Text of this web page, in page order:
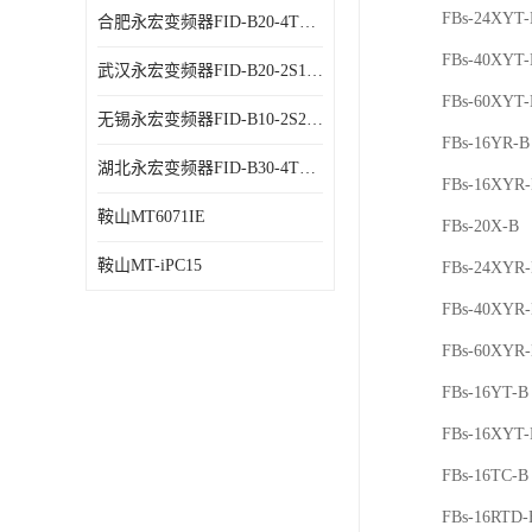
合肥永宏变频器FID-B20-4T1.5G 代理商销售
武汉永宏变频器FID-B20-2S1.5G 厂家销售
无锡永宏变频器FID-B10-2S2.2G 代理商销售
湖北永宏变频器FID-B30-4T0.7G 厂家销售
鞍山MT6071IE
鞍山MT-iPC15
FBs-
FBs-
FBs-
FBs-16YR-B
FBs-
FBs-20X-B
FBs-
FBs-
FBs-
FBs-16YT-B
FBs-
FBs-16TC-B
FBs-16RTD-